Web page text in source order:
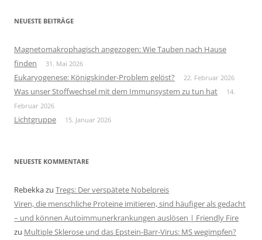
NEUESTE BEITRÄGE
Magnetomakrophagisch angezogen: Wie Tauben nach Hause
finden
31. Mai 2026
Eukaryogenese: Königskinder-Problem gelöst? 22. Februar 2026
Was unser Stoffwechsel mit dem Immunsystem zu tun hat
14.
Februar 2026
Lichtgruppe 15. Januar 2026
NEUESTE KOMMENTARE
Rebekkazu Tregs: Der verspätete Nobelpreis
Viren, die menschliche Proteine imitieren, sind häufiger als gedacht
– und können Autoimmunerkrankungen auslösen | Friendly Fire
zu Multiple Sklerose und das Epstein-Barr-Virus: MS wegimpfen?